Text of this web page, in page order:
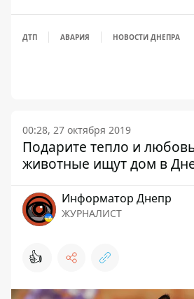
ДТП АВАРИЯ НОВОСТИ ДНЕПРА
00:28, 27 октября 2019
Подарите тепло и
животные ищут дом в
Информатор Днепр
ЖУРНАЛИСТ
👍